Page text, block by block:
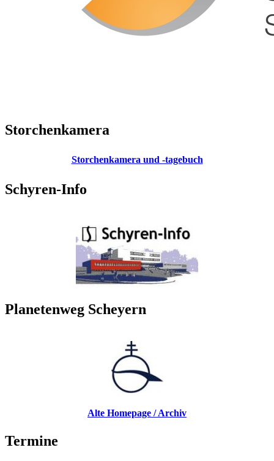
Storchenkamera
Storchenkamera und -tagebuch
Schyren-Info
Planetenweg Scheyern
Alte Homepage / Archiv
Termine